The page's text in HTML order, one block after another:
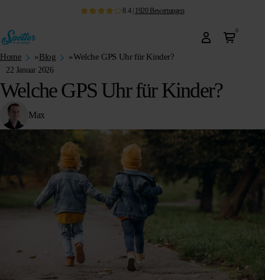
8.4| 1920 Bewertungen
0
Home »Blog »Welche GPS Uhr für Kinder?
22 Januar 2026
Welche GPS Uhr für Kinder?
Max